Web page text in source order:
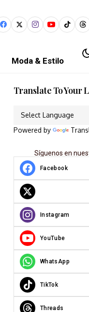
Moda & Estilo
Translate To Your
Powered by
Síguenos en
Facebook
Instagram
YouTube
WhatsApp
TikTok
Threads